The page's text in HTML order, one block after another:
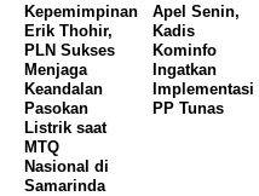
Kepemimpinan
Erik Thohir,
PLN Sukses
Menjaga
Keandalan
Pasokan
Listrik saat
MTQ
Nasional di
Samarinda
Apel Senin,
Kadis
Kominfo
Ingatkan
Implementasi
PP Tunas